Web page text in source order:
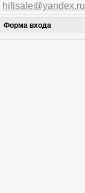
hifisale@yandex.ru
Форма входа